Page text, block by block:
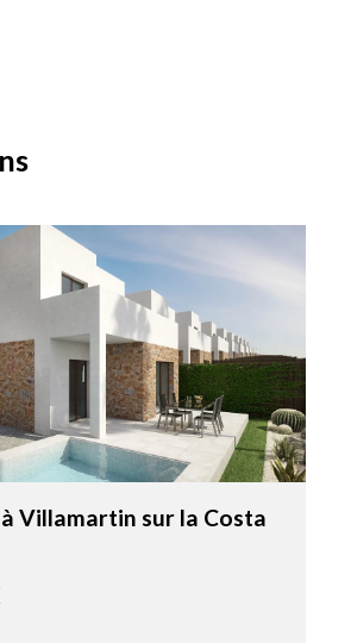
Villamartin sur la Costa